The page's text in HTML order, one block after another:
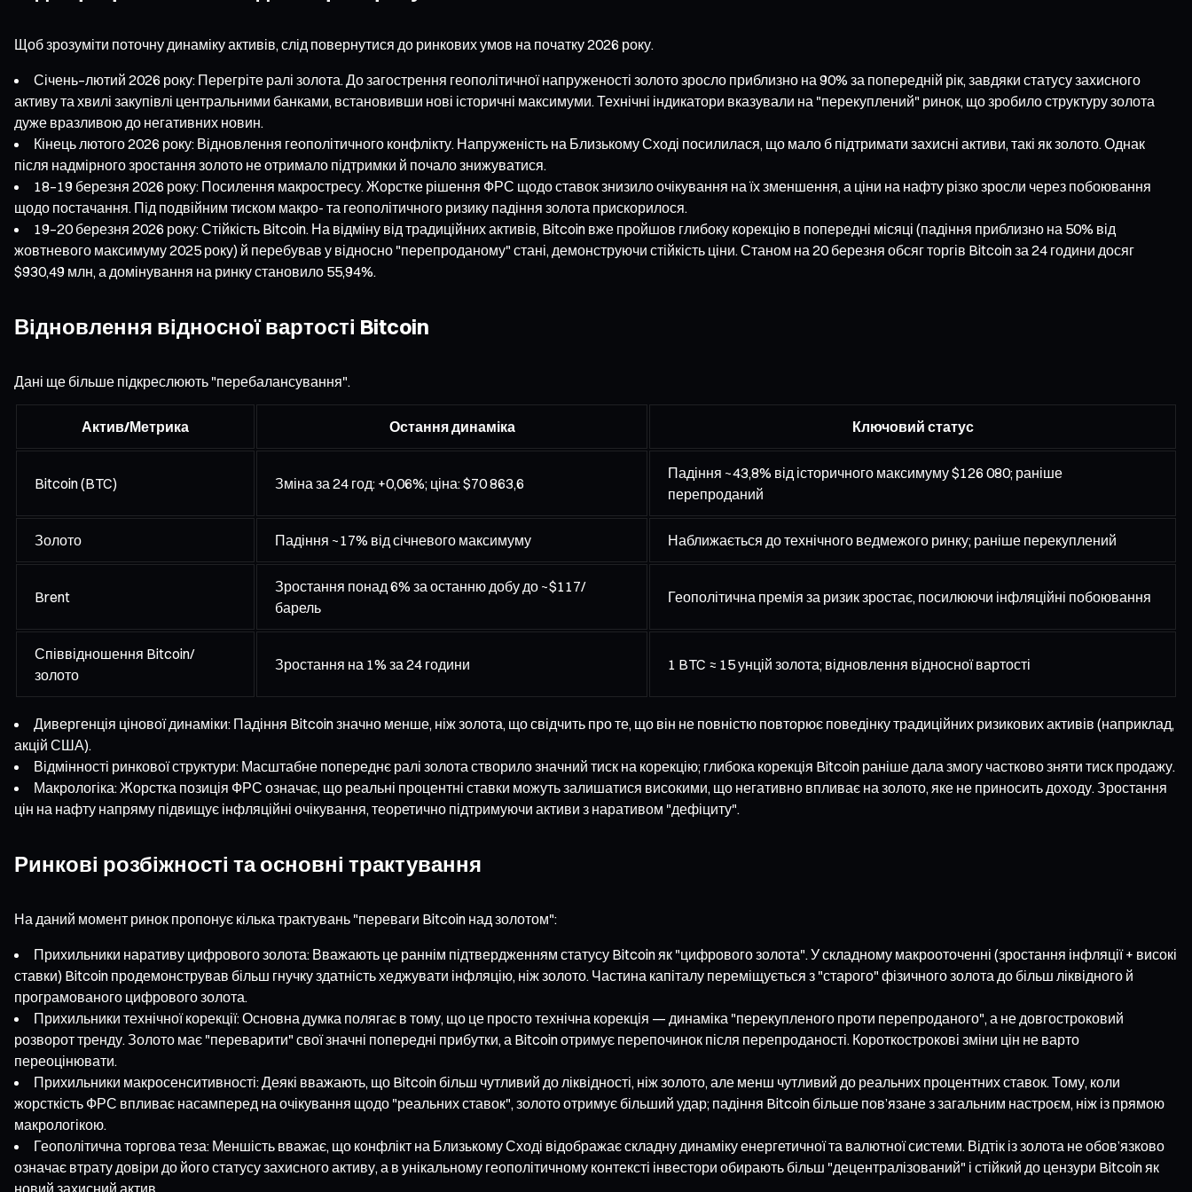
Щоб зрозуміти поточну динаміку активів, слід повернутися до ринкових умов на початку 2026 року.
Січень–лютий 2026 року: Перегріте ралі золота. До загострення геополітичної напруженості золото зросло приблизно на 90% за попередній рік, завдяки статусу захисного
активу та хвилі закупівлі центральними банками, встановивши нові історичні максимуми. Технічні індикатори вказували на "перекуплений" ринок, що зробило структуру золота
дуже вразливою до негативних новин.
Кінець лютого 2026 року: Відновлення геополітичного конфлікту. Напруженість на Близькому Сході посилилася, що мало б підтримати захисні активи, такі як золото. Однак
після надмірного зростання золото не отримало підтримки й почало знижуватися.
18–19 березня 2026 року: Посилення макростресу. Жорстке рішення ФРС щодо ставок знизило очікування на їх зменшення, а ціни на нафту різко зросли через побоювання
щодо постачання. Під подвійним тиском макро- та геополітичного ризику падіння золота прискорилося.
19–20 березня 2026 року: Стійкість Bitcoin. На відміну від традиційних активів, Bitcoin вже пройшов глибоку корекцію в попередні місяці (падіння приблизно на 50% від
жовтневого максимуму 2025 року) й перебував у відносно "перепроданому" стані, демонструючи стійкість ціни. Станом на 20 березня обсяг торгів Bitcoin за 24 години досяг
$930,49 млн, а домінування на ринку становило 55,94%.
Відновлення відносної вартості Bitcoin
Дані ще більше підкреслюють "перебалансування".
Актив/Метрика Остання динаміка Ключовий статус
Bitcoin (BTC) Зміна за 24 год: +0,06%; ціна: $70 863,6
Падіння ~43,8% від історичного максимуму $126 080; раніше
перепроданий
Золото Падіння ~17% від січневого максимуму Наближається до технічного ведмежого ринку; раніше перекуплений
Brent
Зростання понад 6% за останню добу до ~$117/
барель
Геополітична премія за ризик зростає, посилюючи інфляційні побоювання
Співвідношення Bitcoin/
золото
Зростання на 1% за 24 години 1 BTC ≈ 15 унцій золота; відновлення відносної вартості
Дивергенція цінової динаміки: Падіння Bitcoin значно менше, ніж золота, що свідчить про те, що він не повністю повторює поведінку традиційних ризикових активів (наприклад,
акцій США).
Відмінності ринкової структури: Масштабне попереднє ралі золота створило значний тиск на корекцію; глибока корекція Bitcoin раніше дала змогу частково зняти тиск продажу.
Макрологіка: Жорстка позиція ФРС означає, що реальні процентні ставки можуть залишатися високими, що негативно впливає на золото, яке не приносить доходу. Зростання
цін на нафту напряму підвищує інфляційні очікування, теоретично підтримуючи активи з наративом "дефіциту".
Ринкові розбіжності та основні трактування
На даний момент ринок пропонує кілька трактувань "переваги Bitcoin над золотом":
Прихильники наративу цифрового золота: Вважають це раннім підтвердженням статусу Bitcoin як "цифрового золота". У складному макрооточенні (зростання інфляції + високі
ставки) Bitcoin продемонстрував більш гнучку здатність хеджувати інфляцію, ніж золото. Частина капіталу переміщується з "старого" фізичного золота до більш ліквідного й
програмованого цифрового золота.
Прихильники технічної корекції: Основна думка полягає в тому, що це просто технічна корекція — динаміка "перекупленого проти перепроданого", а не довгостроковий
розворот тренду. Золото має "переварити" свої значні попередні прибутки, а Bitcoin отримує перепочинок після перепроданості. Короткострокові зміни цін не варто
переоцінювати.
Прихильники макросенситивності: Деякі вважають, що Bitcoin більш чутливий до ліквідності, ніж золото, але менш чутливий до реальних процентних ставок. Тому, коли
жорсткість ФРС впливає насамперед на очікування щодо "реальних ставок", золото отримує більший удар; падіння Bitcoin більше пов’язане з загальним настроєм, ніж із прямою
макрологікою.
Геополітична торгова теза: Меншість вважає, що конфлікт на Близькому Сході відображає складну динаміку енергетичної та валютної системи. Відтік із золота не обов’язково
означає втрату довіри до його статусу захисного активу, а в унікальному геополітичному контексті інвестори обирають більш "децентралізований" і стійкий до цензури Bitcoin як
новий захисний актив.